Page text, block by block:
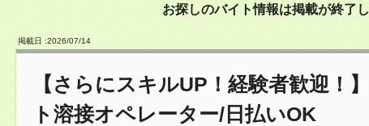
お探しのバイト情報は掲載が終了
掲載日 :2026/07/14
【さらにスキルUP！経験者歓迎！
ト溶接オペレーター/日払いOK